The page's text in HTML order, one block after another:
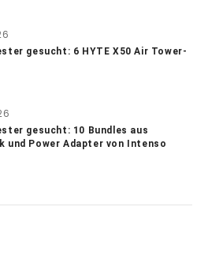
gesucht: 6 HYTE X50 Air Tower-
gesucht: 10 Bundles aus
und Power Adapter von Intenso